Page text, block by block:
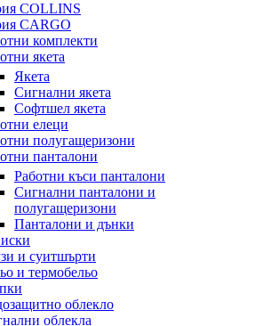
COLLINS
CARGO
комплекти
якета
Якета
Сигнални якета
Софтшел якета
елеци
полугащеризони
панталони
Работни къси панталони
Сигнални панталони и
полугащеризони
Панталони и дънки
и суитшърти
и термобельо
облекло
облекла